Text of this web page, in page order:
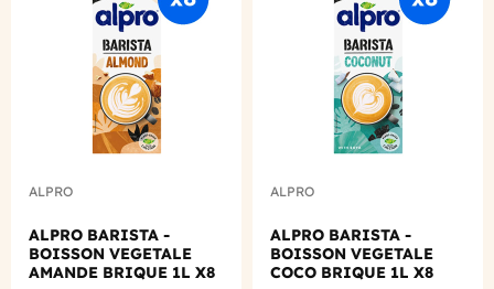
ALPRO
ALPRO BARISTA -
BOISSON VEGETALE
AMANDE BRIQUE 1L X8
ALPRO
ALPRO BARISTA -
BOISSON VEGETALE
COCO BRIQUE 1L X8